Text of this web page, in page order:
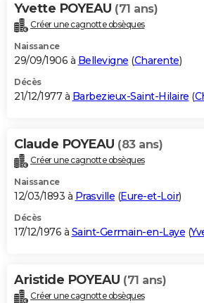
Yvette POYEAU (71 ans)
Créer une cagnotte obsèques
Naissance
29/09/1906 à Bellevigne (Charente)
Décès
21/12/1977 à Barbezieux-Saint-Hilaire (
Claude POYEAU (83 ans)
Créer une cagnotte obsèques
Naissance
12/03/1893 à Prasville (Eure-et-Loir)
Décès
17/12/1976 à Saint-Germain-en-Laye (
Aristide POYEAU (71 ans)
Créer une cagnotte obsèques